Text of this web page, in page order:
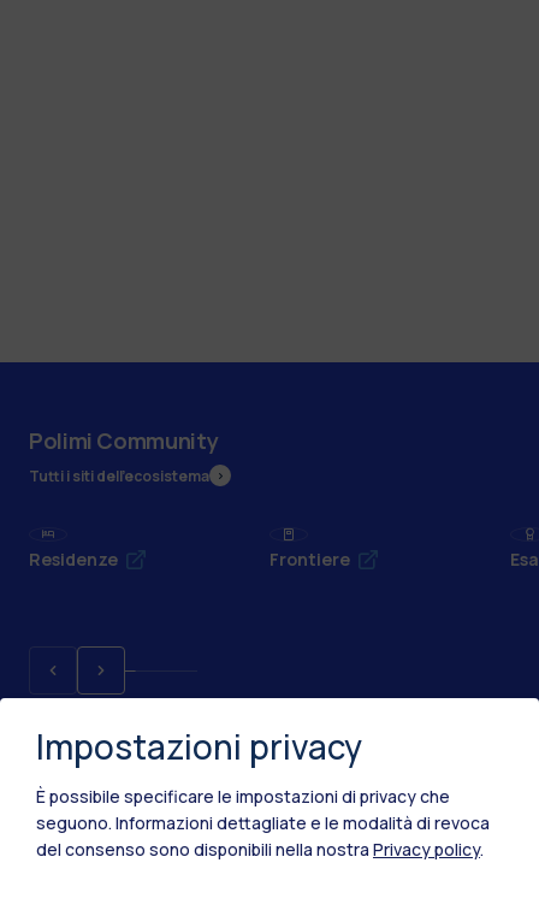
Polimi Community
Tutti i siti dell’ecosistema
Residenze Frontiere
Impostazioni privacy
È possibile specificare le impostazioni di privacy che
seguono. Informazioni dettagliate e le modalità di revoca
del consenso sono disponibili nella nostra Privacy policy.